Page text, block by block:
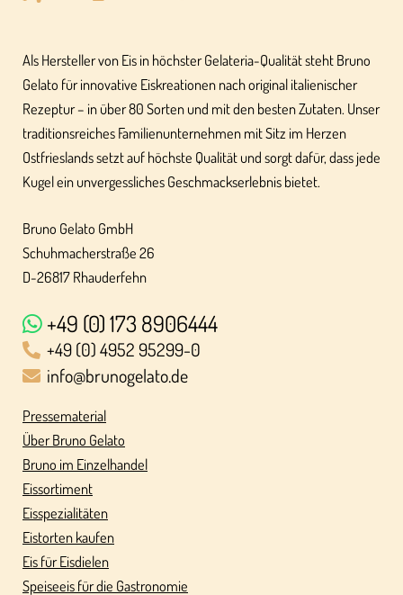
Als Hersteller von Eis in höchster Gelateria-Qualität steht Bruno
Gelato für innovative Eiskreationen nach original italienischer
Rezeptur – in über 80 Sorten und mit den besten Zutaten. Unser
traditionsreiches Familienunternehmen mit Sitz im Herzen
Ostfrieslands setzt auf höchste Qualität und sorgt dafür, dass jede
Kugel ein unvergessliches Geschmackserlebnis bietet.
Bruno Gelato GmbH
Schuhmacherstraße 26
D-26817 Rhauderfehn
+49 (0) 173 8906444
+49 (0) 4952 95299-0
info@brunogelato.de
Pressematerial
Über Bruno Gelato
Bruno im Einzelhandel
Eissortiment
Eisspezialitäten
Eistorten kaufen
Eis für Eisdielen
Speiseeis für die Gastronomie